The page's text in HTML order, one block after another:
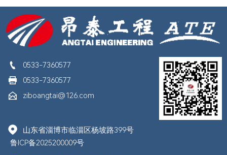
 0533-7360577
 0533-7360577
 ziboangtai@126.com

山东省淄博市临淄区杨坡路399号
鲁ICP备2025200009号